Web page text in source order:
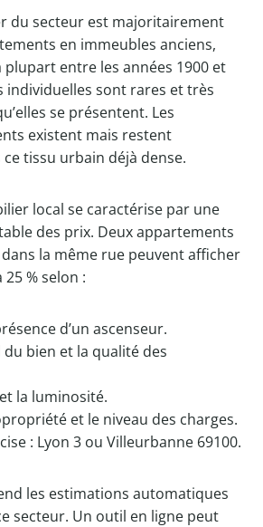
du secteur est majoritairement
en immeubles anciens,
entre les années 1900 et
individuelles sont rares et très
se présentent. Les
existent mais restent
tissu urbain déjà dense.
local se caractérise par une
des prix. Deux appartements
la même rue peuvent afficher
% selon :
d’un ascenseur.
du bien et la qualité des
la luminosité.
et le niveau des charges.
: Lyon 3 ou Villeurbanne 69100.
les estimations automatiques
secteur. Un outil en ligne peut